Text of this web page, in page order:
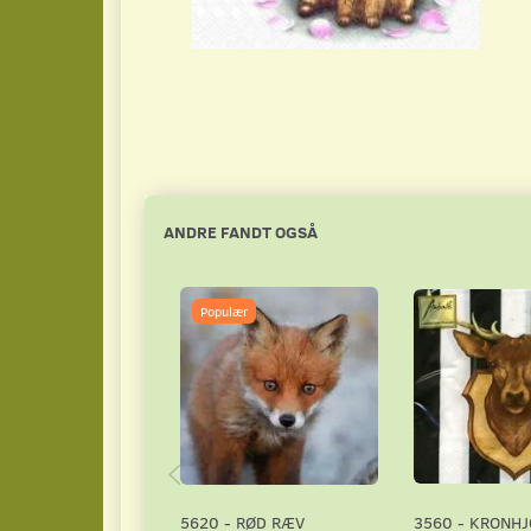
ANDRE FANDT OGSÅ
Populær
5620 - RØD RÆV 3560 -